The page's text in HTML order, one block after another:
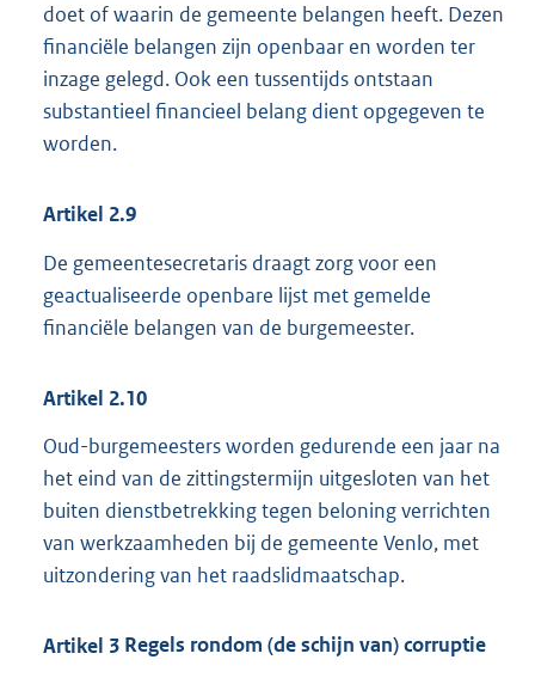
doet of waarin de gemeente belangen heeft. Dezen
financiële belangen zijn openbaar en worden ter
inzage gelegd. Ook een tussentijds ontstaan
substantieel financieel belang dient opgegeven te
worden.
Artikel 2.9
De gemeentesecretaris draagt zorg voor een
geactualiseerde openbare lijst met gemelde
financiële belangen van de burgemeester.
Artikel 2.10
Oud-burgemeesters worden gedurende een jaar na
het eind van de zittingstermijn uitgesloten van het
buiten dienstbetrekking tegen beloning verrichten
van werkzaamheden bij de gemeente Venlo, met
uitzondering van het raadslidmaatschap.
Artikel 3 Regels rondom (de schijn van) corruptie